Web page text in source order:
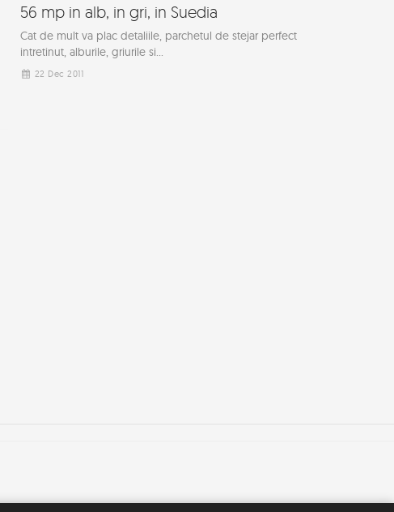
56 mp in alb, in gri, in Suedia
Cat de mult va plac detaliile, parchetul de stejar perfect
intretinut, alburile, griurile si...
22 Dec 2011